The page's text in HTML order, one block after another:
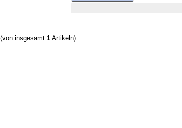
(von insgesamt 1 Artikeln)